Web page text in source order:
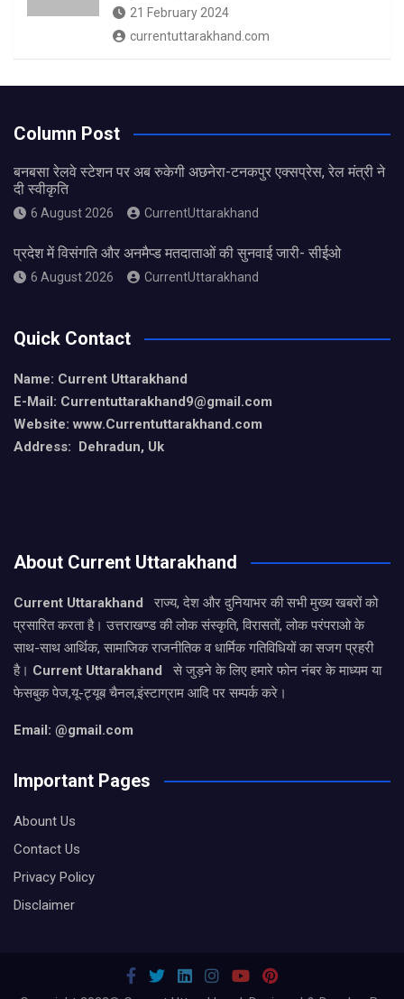
21 February 2024
currentuttarakhand.com
Column Post
बनबसा रेलवे स्टेशन पर अब रुकेगी अछनेरा-टनकपुर एक्सप्रेस, रेल मंत्री ने
दी स्वीकृति
6 August 2026 CurrentUttarakhand
प्रदेश में विसंगति और अनमैप्ड मतदाताओं की सुनवाई जारी- सीईओ
6 August 2026 CurrentUttarakhand
Quick Contact
Name: Current Uttarakhand
E-Mail: Currentuttarakhand9@gmail.com
Website: www.Currentuttarakhand.com
Address: Dehradun, Uk
About Current Uttarakhand
Current Uttarakhand
राज्य, देश और दुनियाभर की सभी मुख्य खबरों को
प्रसारित करता है। उत्तराखण्ड की लोक संस्कृति, विरासतों, लोक परंपराओ के
साथ-साथ आर्थिक, सामाजिक राजनीतिक व धार्मिक गतिविधियों का सजग प्रहरी
है। Current Uttarakhand
से जुड़ने के लिए हमारे फोन नंबर के माध्यम या
फेसबुक पेज,यू-ट्यूब चैनल,इंस्टाग्राम आदि पर सम्पर्क करे।
Email: @gmail.com
Important Pages
Abount Us
Contact Us
Privacy Policy
Disclaimer